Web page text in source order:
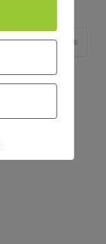
Plants Projects